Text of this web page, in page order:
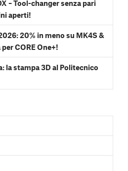
– Tool-changer senza pari
aperti!
20% in meno su MK4S &
CORE One+!
la stampa 3D al Politecnico